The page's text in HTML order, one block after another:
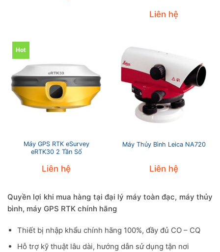
sao
Liên hệ
Hot
Máy GPS RTK eSurvey
eRTK30 2 Tần Số
Liên hệ
Máy Thủy Bình Leica NA720
Liên hệ
Quyền lợi khi mua hàng tại đại lý máy toàn đạc, máy thủy
bình, máy GPS RTK chính hãng
Thiết bị nhập khẩu chính hãng 100%, đầy đủ CO – CQ
Hỗ trợ kỹ thuật lâu dài, hướng dẫn sử dụng tận nơi